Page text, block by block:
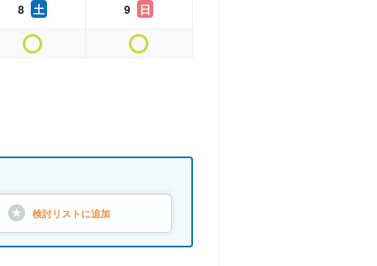
8 土 9 日
検討リストに追加